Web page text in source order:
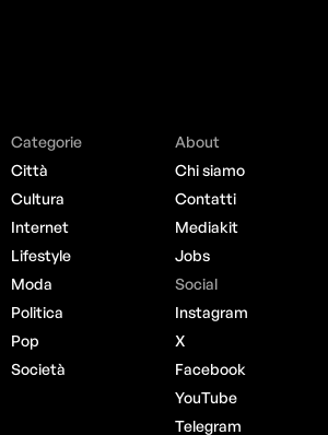
Categorie
Città
Cultura
Internet
Lifestyle
Moda
Politica
Pop
Società
About
Chi siamo
Contatti
Mediakit
Jobs
Social
Instagram
X
Facebook
YouTube
Telegram